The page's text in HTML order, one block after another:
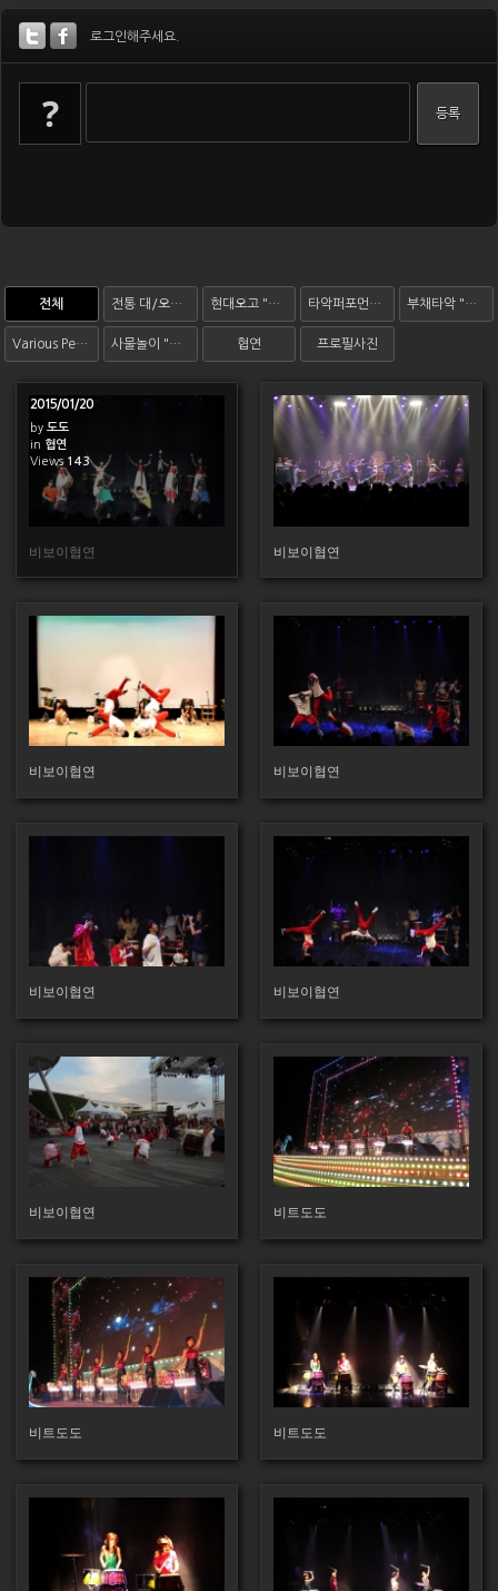
로그인해주세요.
?
전체 전통 대/오고 "오름" 현대오고 "오색" 타악퍼포먼스 "비트도도" 부채타악 "바람"
Various Performances 사물놀이 "해밀" 협연 프로필사진
비보이협연
2015/01/20
by도도
in 협연
Views 143
비보이협연
148
비보이협연 비보이협연
113
비보이협연 비보이협연
122
비보이협연
141
비트도도
338
비트도도
141
비트도도
171